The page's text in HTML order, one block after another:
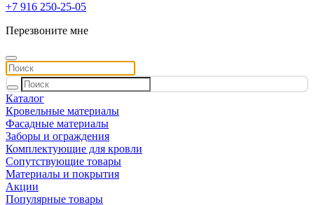
+7 916 250-25-05
Перезвоните мне
Каталог
Кровельные материалы
Фасадные материалы
Заборы и ограждения
Комплектующие для кровли
Сопутствующие товары
Материалы и покрытия
Акции
Популярные товары